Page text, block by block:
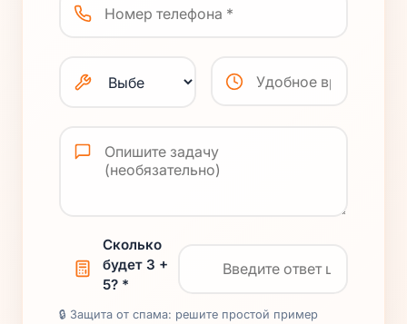
Сколько
будет 3 +
5? *
🔒 Защита от спама: решите простой пример